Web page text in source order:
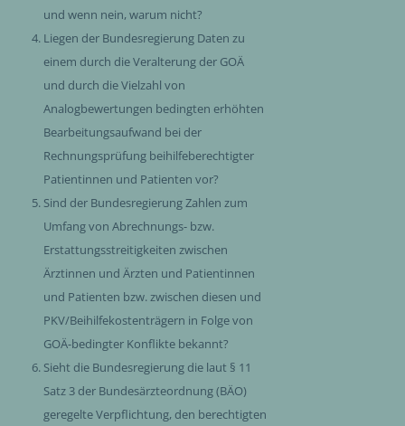
und wenn nein, warum nicht?
Liegen der Bundesregierung Daten zu
einem durch die Veralterung der GOÄ
und durch die Vielzahl von
Analogbewertungen bedingten erhöhten
Bearbeitungsaufwand bei der
Rechnungsprüfung beihilfeberechtigter
Patientinnen und Patienten vor?
Sind der Bundesregierung Zahlen zum
Umfang von Abrechnungs- bzw.
Erstattungsstreitigkeiten zwischen
Ärztinnen und Ärzten und Patientinnen
und Patienten bzw. zwischen diesen und
PKV/Beihilfekostenträgern in Folge von
GOÄ-bedingter Konflikte bekannt?
Sieht die Bundesregierung die laut § 11
Satz 3 der Bundesärzteordnung (BÄO)
geregelte Verpflichtung, den berechtigten